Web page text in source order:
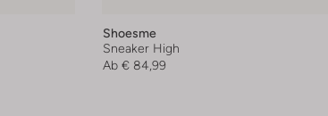
Shoesme
Sneaker High
Ab € 84,99